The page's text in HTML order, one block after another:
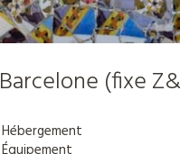
Barcelone (fixe
Hébergement